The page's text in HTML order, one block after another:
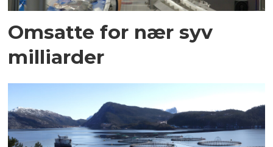
Omsatte for nær syv
milliarder